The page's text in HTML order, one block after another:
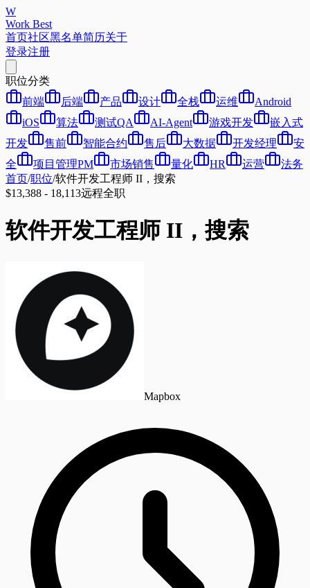
W
Work Best
首页社区黑名单简历关于
登录注册
职位分类
前端
后端 产品 设计 全栈 运维
Android
iOS
算法 测试QA AI-Agent 游戏开发
嵌入式
开发
售前 智能合约 售后 大数据 开发经理
安
全
项目管理PM 市场销售 量化 HR 运营
法务
首页/职位/软件开发工程师 II，搜索
$13,388 - 18,113远程全职
软件开发工程师 II，搜索
Mapbox